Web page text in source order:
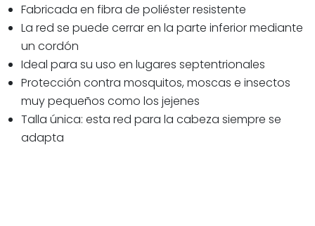
Fabricada en fibra de poliéster resistente
La red se puede cerrar en la parte inferior mediante
un cordón
Ideal para su uso en lugares septentrionales
Protección contra mosquitos, moscas e insectos
muy pequeños como los jejenes
Talla única: esta red para la cabeza siempre se
adapta